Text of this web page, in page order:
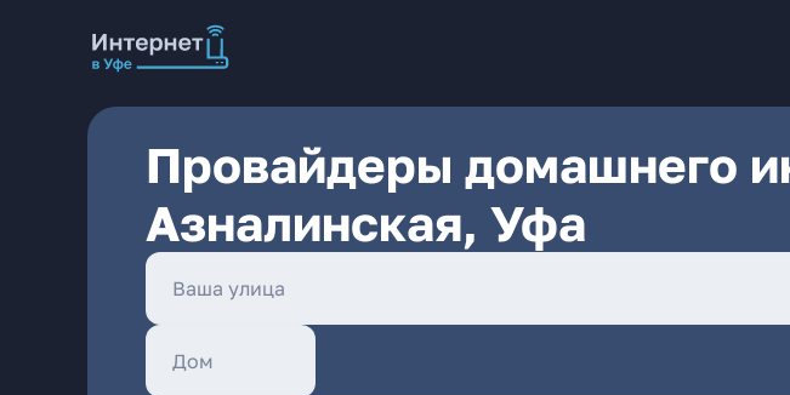
Провайдеры домашнего
Азналинская, Уфа